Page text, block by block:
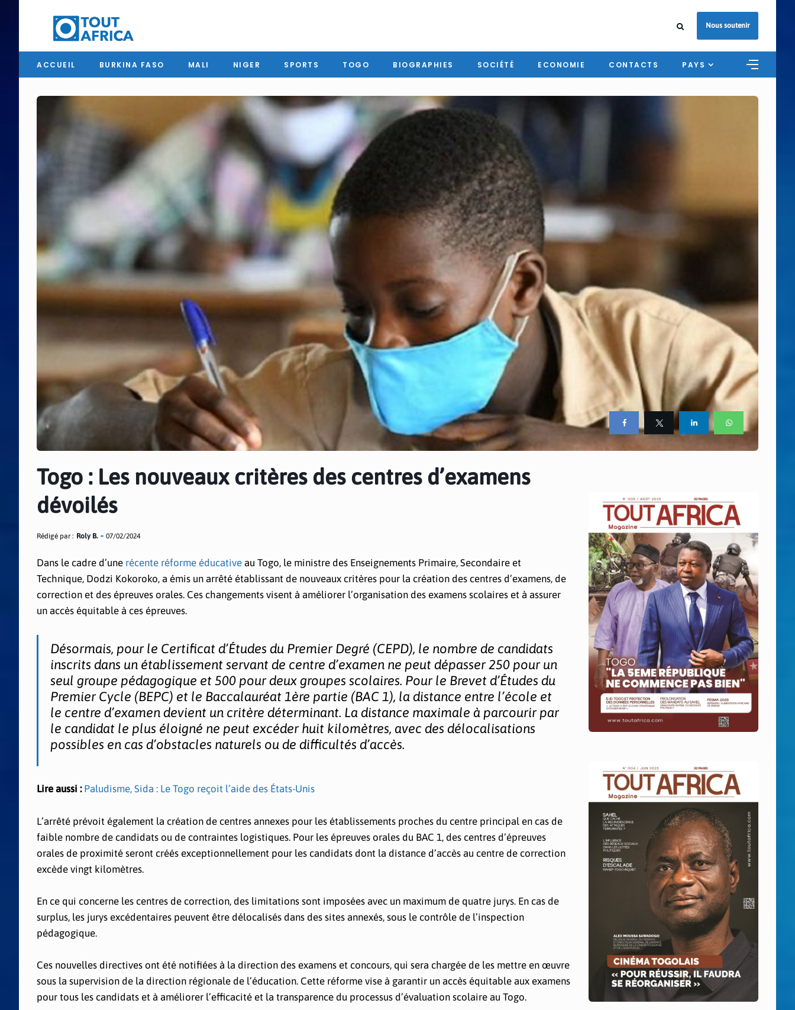
Nous soutenir
ACCUEIL BURKINA FASO MALI NIGER SPORTS TOGO BIOGRAPHIES SOCIÉTÉ ECONOMIE CONTACTS PAYS
Togo : Les nouveaux critères des centres d’examens
dévoilés
Rédigé par : Roly B. 07/02/2024
Dans le cadre d’une récente réforme éducative au Togo, le ministre des Enseignements Primaire, Secondaire et
Technique, Dodzi Kokoroko, a émis un arrêté établissant de nouveaux critères pour la création des centres d’examens, de
correction et des épreuves orales. Ces changements visent à améliorer l’organisation des examens scolaires et à assurer
un accès équitable à ces épreuves.
Désormais, pour le Certificat d’Études du Premier Degré (CEPD), le nombre de candidats
inscrits dans un établissement servant de centre d’examen ne peut dépasser 250 pour un
seul groupe pédagogique et 500 pour deux groupes scolaires. Pour le Brevet d’Études du
Premier Cycle (BEPC) et le Baccalauréat 1ère partie (BAC 1), la distance entre l’école et
le centre d’examen devient un critère déterminant. La distance maximale à parcourir par
le candidat le plus éloigné ne peut excéder huit kilomètres, avec des délocalisations
possibles en cas d’obstacles naturels ou de difficultés d’accès.
Lire aussi : Paludisme, Sida : Le Togo reçoit l’aide des États-Unis
L’arrêté prévoit également la création de centres annexes pour les établissements proches du centre principal en cas de
faible nombre de candidats ou de contraintes logistiques. Pour les épreuves orales du BAC 1, des centres d’épreuves
orales de proximité seront créés exceptionnellement pour les candidats dont la distance d’accès au centre de correction
excède vingt kilomètres.
En ce qui concerne les centres de correction, des limitations sont imposées avec un maximum de quatre jurys. En cas de
surplus, les jurys excédentaires peuvent être délocalisés dans des sites annexés, sous le contrôle de l’inspection
pédagogique.
Ces nouvelles directives ont été notifiées à la direction des examens et concours, qui sera chargée de les mettre en œuvre
sous la supervision de la direction régionale de l’éducation. Cette réforme vise à garantir un accès équitable aux examens
pour tous les candidats et à améliorer l’efficacité et la transparence du processus d’évaluation scolaire au Togo.